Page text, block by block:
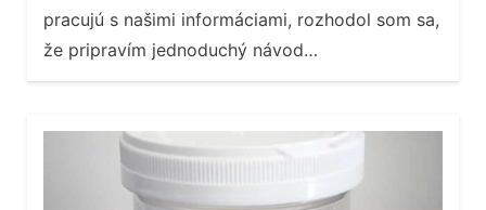
pracujú s našimi informáciami, rozhodol som sa,
že pripravím jednoduchý návod…